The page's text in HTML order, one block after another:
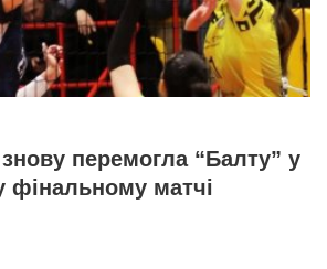
перемогла “Балту” у
фінальному матчі